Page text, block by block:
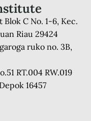
Blok C No. 1-6, Kec.
Riau 29424
ruko no. 3B,
RT.004 RW.019
16457